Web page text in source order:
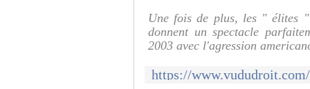
Une fois de plus, les " élites
donnent un spectacle
2003 avec l'agression